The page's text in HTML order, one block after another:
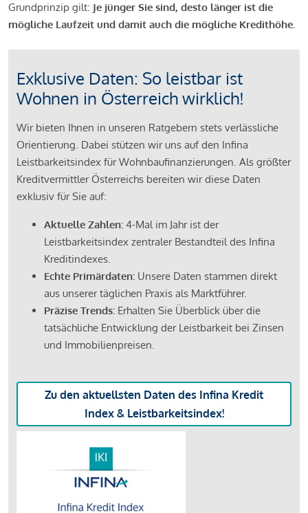
Grundprinzip gilt: Je jünger Sie sind, desto länger ist die
mögliche Laufzeit und damit auch die mögliche Kredithöhe.
Exklusive Daten: So leistbar ist
Wohnen in Österreich wirklich!
Wir bieten Ihnen in unseren Ratgebern stets verlässliche
Orientierung. Dabei stützen wir uns auf den Infina
Leistbarkeitsindex für Wohnbaufinanzierungen. Als größter
Kreditvermittler Österreichs bereiten wir diese Daten
exklusiv für Sie auf:
Aktuelle Zahlen: 4-Mal im Jahr ist der
Leistbarkeitsindex zentraler Bestandteil des Infina
Kreditindexes.
Echte Primärdaten: Unsere Daten stammen direkt
aus unserer täglichen Praxis als Marktführer.
Präzise Trends: Erhalten Sie Überblick über die
tatsächliche Entwicklung der Leistbarkeit bei Zinsen
und Immobilienpreisen.
Zu den aktuellsten Daten des Infina Kredit
Index & Leistbarkeitsindex!